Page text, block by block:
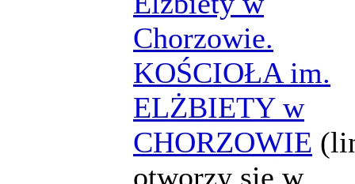
Chorzowie.
KOŚCIOŁA im.
ELŻBIETY w
CHORZOWIE
otworzy się w